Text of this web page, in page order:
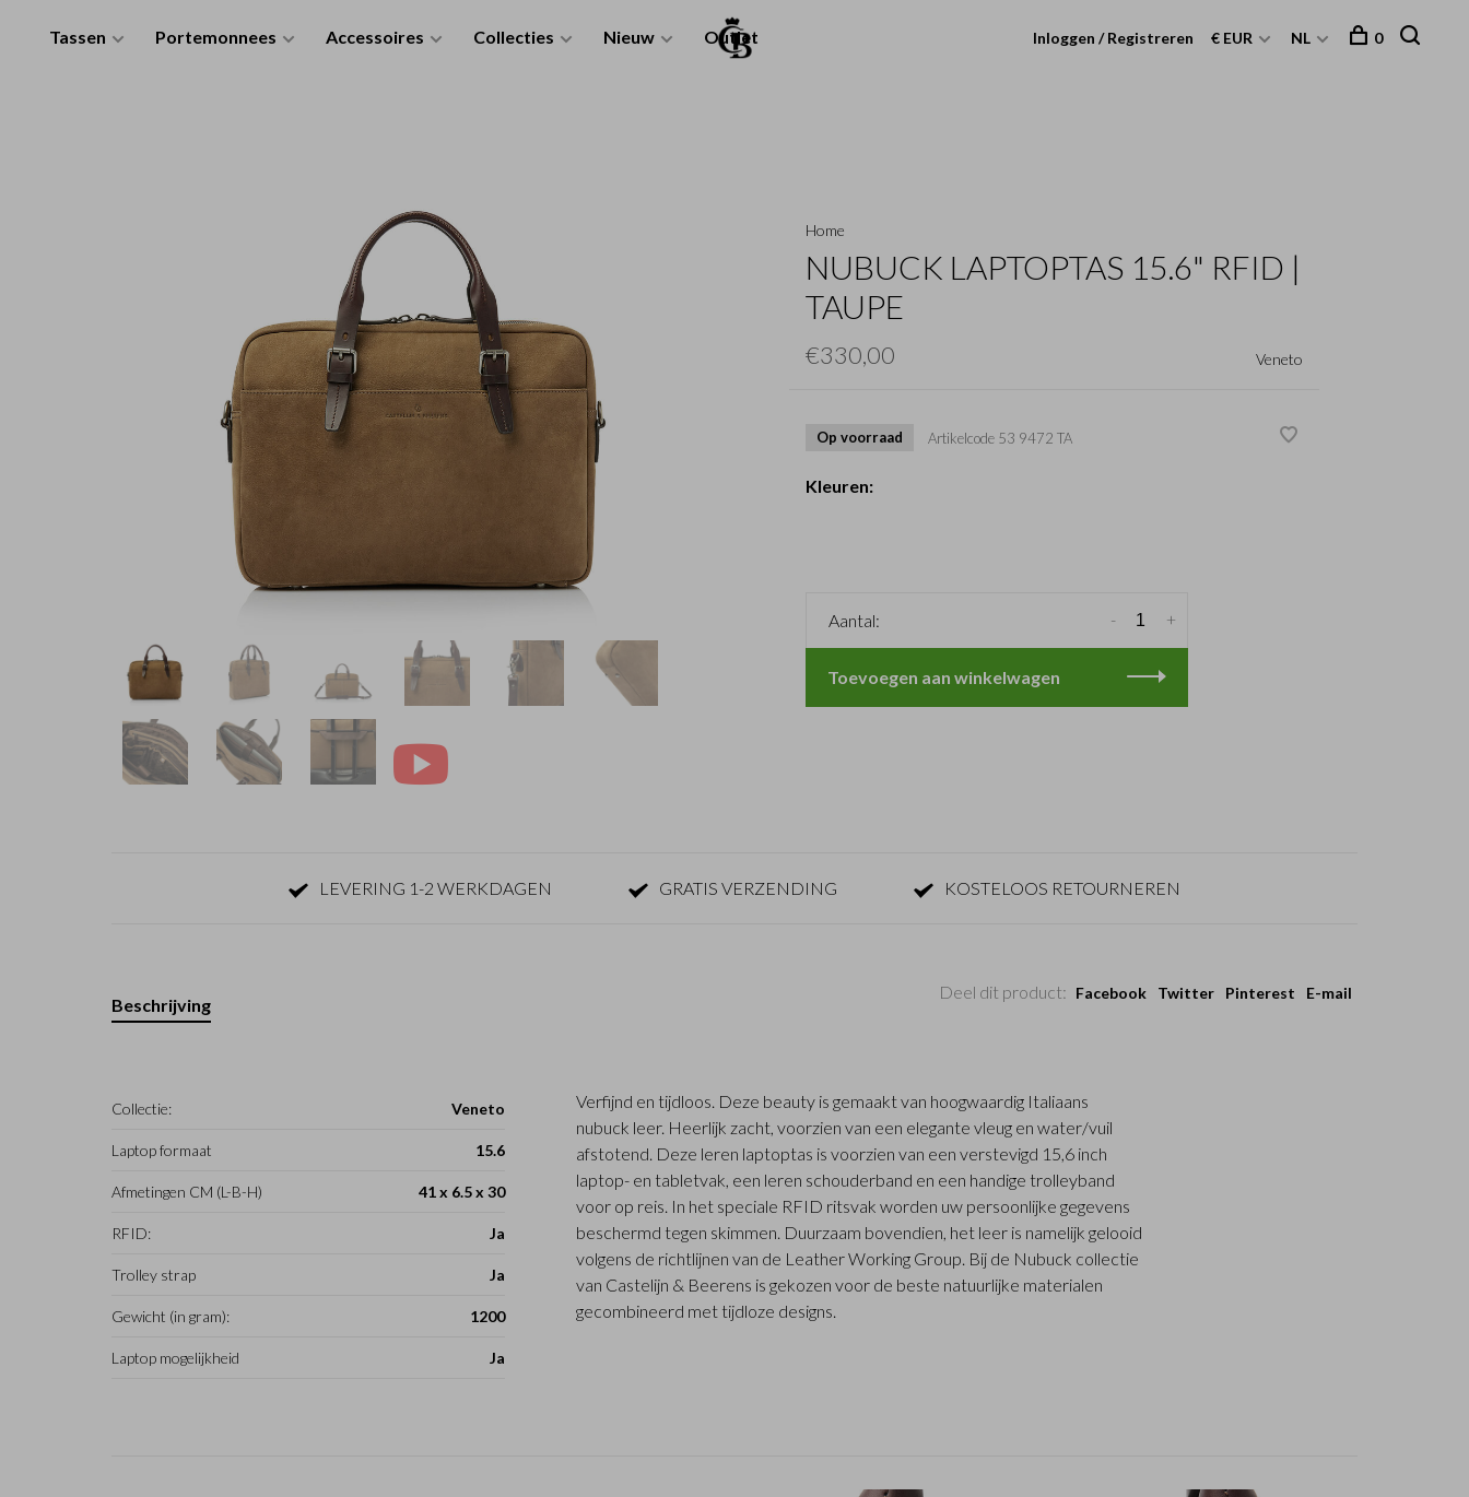
Tassen Portemonnees Accessoires Collecties Nieuw Outlet Inloggen / Registreren € EUR NL 0
Home
NUBUCK LAPTOPTAS 15.6" RFID |
TAUPE
€330,00 Veneto
Op voorraad Artikelcode 53 9472 TA
Kleuren:
Aantal: +
-
Toevoegen aan winkelwagen
LEVERING 1-2 WERKDAGEN GRATIS VERZENDING KOSTELOOS RETOURNEREN
Deel dit product: Facebook Twitter Pinterest E-mail
Beschrijving
Collectie: Veneto
Laptop formaat 15.6
Afmetingen CM (L-B-H) 41 x 6.5 x 30
RFID: Ja
Trolley strap Ja
Gewicht (in gram): 1200
Laptop mogelijkheid Ja
Verfijnd en tijdloos. Deze beauty is gemaakt van hoogwaardig Italiaans
nubuck leer. Heerlijk zacht, voorzien van een elegante vleug en water/vuil
afstotend. Deze leren laptoptas is voorzien van een verstevigd 15,6 inch
laptop- en tabletvak, een leren schouderband en een handige trolleyband
voor op reis. In het speciale RFID ritsvak worden uw persoonlijke gegevens
beschermd tegen skimmen. Duurzaam bovendien, het leer is namelijk gelooid
volgens de richtlijnen van de Leather Working Group. Bij de Nubuck collectie
van Castelijn & Beerens is gekozen voor de beste natuurlijke materialen
gecombineerd met tijdloze designs.